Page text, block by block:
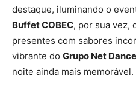
destaque, iluminando o
Buffet COBEC, por sua vez,
presentes com sabores
vibrante do Grupo Net Dance
noite ainda mais memorável.